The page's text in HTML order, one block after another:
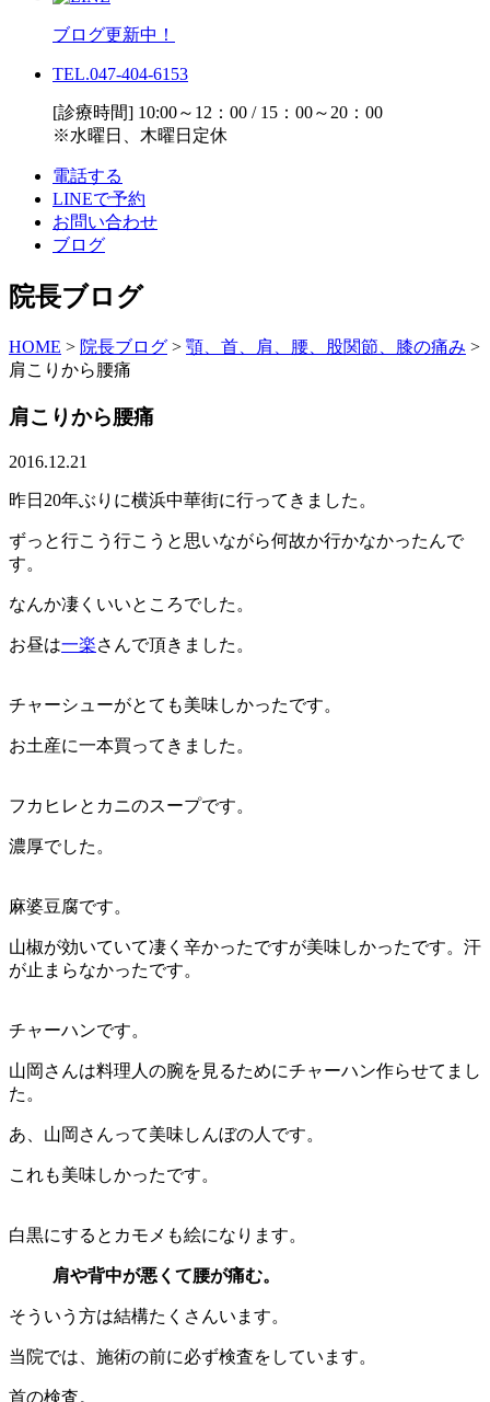
ブログ更新中！
TEL.047-404-6153
[診療時間] 10:00～12：00 / 15：00～20：00
※水曜日、木曜日定休
電話する
LINEで予約
お問い合わせ
ブログ
院長ブログ
HOME > 院長ブログ > 顎、首、肩、腰、股関節、膝の痛み >
肩こりから腰痛
肩こりから腰痛
2016.12.21
昨日20年ぶりに横浜中華街に行ってきました。
ずっと行こう行こうと思いながら何故か行かなかったんで
す。
なんか凄くいいところでした。
お昼は一楽さんで頂きました。
チャーシューがとても美味しかったです。
お土産に一本買ってきました。
フカヒレとカニのスープです。
濃厚でした。
麻婆豆腐です。
山椒が効いていて凄く辛かったですが美味しかったです。汗
が止まらなかったです。
チャーハンです。
山岡さんは料理人の腕を見るためにチャーハン作らせてまし
た。
あ、山岡さんって美味しんぼの人です。
これも美味しかったです。
白黒にするとカモメも絵になります。
肩や背中が悪くて腰が痛む。
そういう方は結構たくさんいます。
当院では、施術の前に必ず検査をしています。
首の検査。